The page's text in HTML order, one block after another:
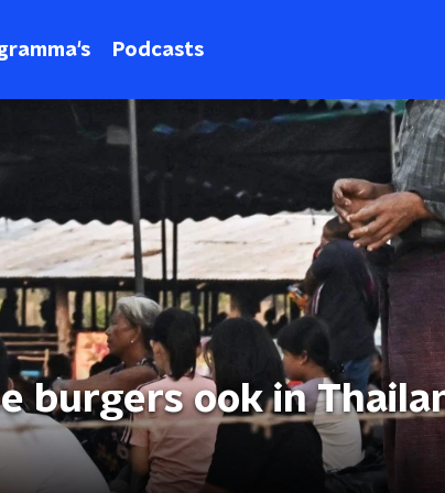
Podcasts
burgers ook in